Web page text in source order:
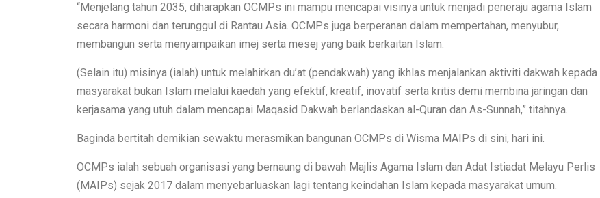
“Menjelang tahun 2035, diharapkan OCMPs ini mampu mencapai visinya untuk menjadi peneraju agama Islam
secara harmoni dan terunggul di Rantau Asia. OCMPs juga berperanan dalam mempertahan, menyubur,
membangun serta menyampaikan imej serta mesej yang baik berkaitan Islam.
(Selain itu) misinya (ialah) untuk melahirkan du’at (pendakwah) yang ikhlas menjalankan aktiviti dakwah kepada
masyarakat bukan Islam melalui kaedah yang efektif, kreatif, inovatif serta kritis demi membina jaringan dan
kerjasama yang utuh dalam mencapai Maqasid Dakwah berlandaskan al-Quran dan As-Sunnah,” titahnya.
Baginda bertitah demikian sewaktu merasmikan bangunan OCMPs di Wisma MAIPs di sini, hari ini.
OCMPs ialah sebuah organisasi yang bernaung di bawah Majlis Agama Islam dan Adat Istiadat Melayu Perlis
(MAIPs) sejak 2017 dalam menyebarluaskan lagi tentang keindahan Islam kepada masyarakat umum.